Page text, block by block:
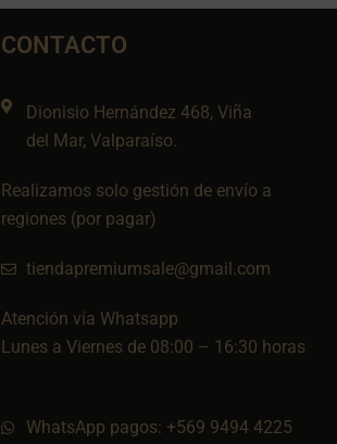
CONTACTO
Dionisio Hernández 468, Viña
del Mar, Valparaíso.
Realizamos solo gestión de envío a
regiones (por pagar)
tiendapremiumsale@gmail.com
Atención vía Whatsapp
Lunes a Viernes de 08:00 – 16:30 horas
WhatsApp pagos: +569 9494 4225